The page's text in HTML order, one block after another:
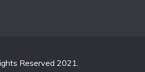
Reserved 2021.